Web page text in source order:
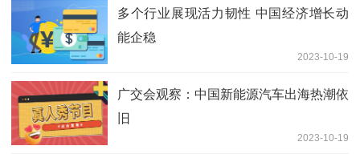
多个行业展现活力韧性 中国经济增长动
能企稳
2023-10-19
广交会观察：中国新能源汽车出海热潮依
旧
2023-10-19